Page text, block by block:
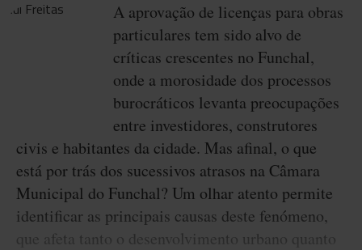
A aprovação de licenças para obras
particulares tem sido alvo de
críticas crescentes no Funchal,
onde a morosidade dos processos
burocráticos levanta preocupações
entre investidores, construtores
civis e habitantes da cidade. Mas afinal, o que
está por trás dos sucessivos atrasos na Câmara
Municipal do Funchal? Um olhar atento permite
identificar as principais causas deste fenómeno,
que afeta tanto o desenvolvimento urbano quanto